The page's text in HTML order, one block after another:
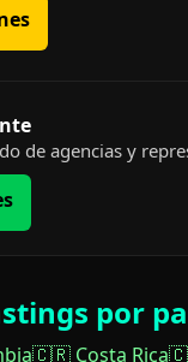
de agencias y
por
🇨🇷 Costa Rica